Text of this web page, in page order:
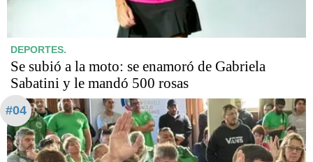
DEPORTES.
Se subió a la moto: se enamoró de Gabriela
Sabatini y le mandó 500 rosas
#04